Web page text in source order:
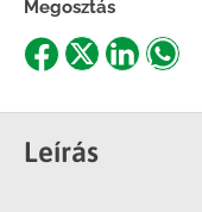
Megosztás
Share
Facebook
Share
X
ShareShare
Leírás